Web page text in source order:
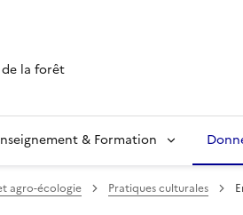
la forêt
& Formation
agro-écologie Pratiques culturales